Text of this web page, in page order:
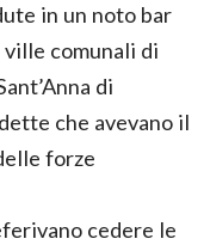
in un noto bar
comunali di
di
che avevano il
forze
cedere le